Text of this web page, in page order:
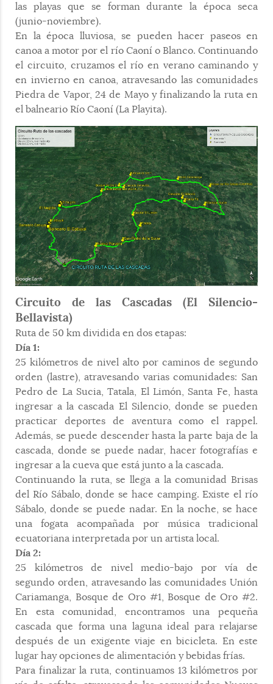
las playas que se forman durante la época seca
(junio-noviembre).
En la época lluviosa, se pueden hacer paseos en
canoa a motor por el río Caoní o Blanco. Continuando
el circuito, cruzamos el río en verano caminando y
en invierno en canoa, atravesando las comunidades
Piedra de Vapor, 24 de Mayo y finalizando la ruta en
el balneario Río Caoní (La Playita).
Circuito de las Cascadas (El Silencio-
Bellavista)
Ruta de 50 km dividida en dos etapas:
Día 1:
25 kilómetros de nivel alto por caminos de segundo
orden (lastre), atravesando varias comunidades: San
Pedro de La Sucia, Tatala, El Limón, Santa Fe, hasta
ingresar a la cascada El Silencio, donde se pueden
practicar deportes de aventura como el rappel.
Además, se puede descender hasta la parte baja de la
cascada, donde se puede nadar, hacer fotografías e
ingresar a la cueva que está junto a la cascada.
Continuando la ruta, se llega a la comunidad Brisas
del Río Sábalo, donde se hace camping. Existe el río
Sábalo, donde se puede nadar. En la noche, se hace
una fogata acompañada por música tradicional
ecuatoriana interpretada por un artista local.
Día 2:
25 kilómetros de nivel medio-bajo por vía de
segundo orden, atravesando las comunidades Unión
Cariamanga, Bosque de Oro #1, Bosque de Oro #2.
En esta comunidad, encontramos una pequeña
cascada que forma una laguna ideal para relajarse
después de un exigente viaje en bicicleta. En este
lugar hay opciones de alimentación y bebidas frías.
Para finalizar la ruta, continuamos 13 kilómetros por